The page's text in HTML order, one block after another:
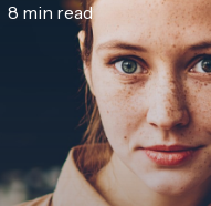
8 min read